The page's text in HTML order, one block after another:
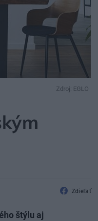
Zdroj: EGLO
Zdieľať
štýlu aj